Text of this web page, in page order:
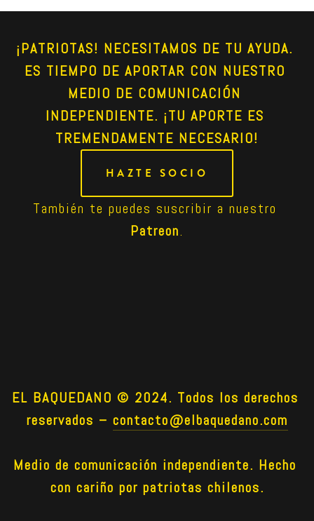
¡PATRIOTAS! NECESITAMOS DE TU AYUDA.
ES TIEMPO DE APORTAR CON NUESTRO
MEDIO DE COMUNICACIÓN
INDEPENDIENTE. ¡TU APORTE ES
TREMENDAMENTE NECESARIO!
HAZTE SOCIO
Patreon.
EL BAQUEDANO © 2024. Todos los derechos
reservados – contacto@elbaquedano.com
Medio de comunicación independiente. Hecho
con cariño por patriotas chilenos.